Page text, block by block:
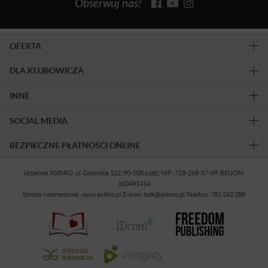
Obserwuj nas!
OFERTA
DLA KLUBOWICZA
INNE
SOCIAL MEDIA
BEZPIECZNE PŁATNOŚCI ONLINE
Uczelnia ASBiRO, ul. Gdańska 112, 90-508 Łódź, NIP: 728-268-57-09, REGON:
100491414
Strona internetowa: www.asbiro.pl E-mail: bok@asbiro.pl Telefon: 781 542 288